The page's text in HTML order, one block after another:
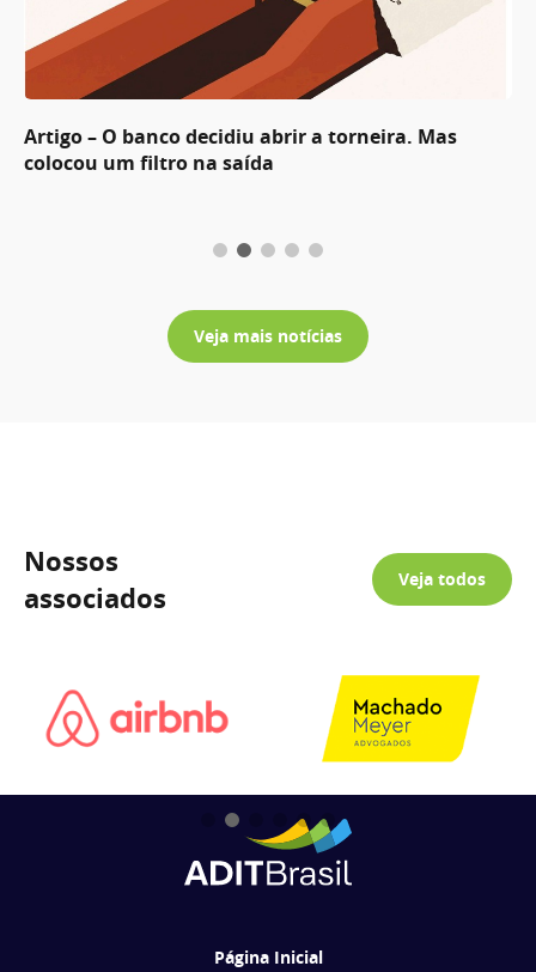
Artigo – O banco decidiu abrir a torneira. Mas
colocou um filtro na saída
Veja mais notícias
Nossos
associados
Veja todos
Página Inicial